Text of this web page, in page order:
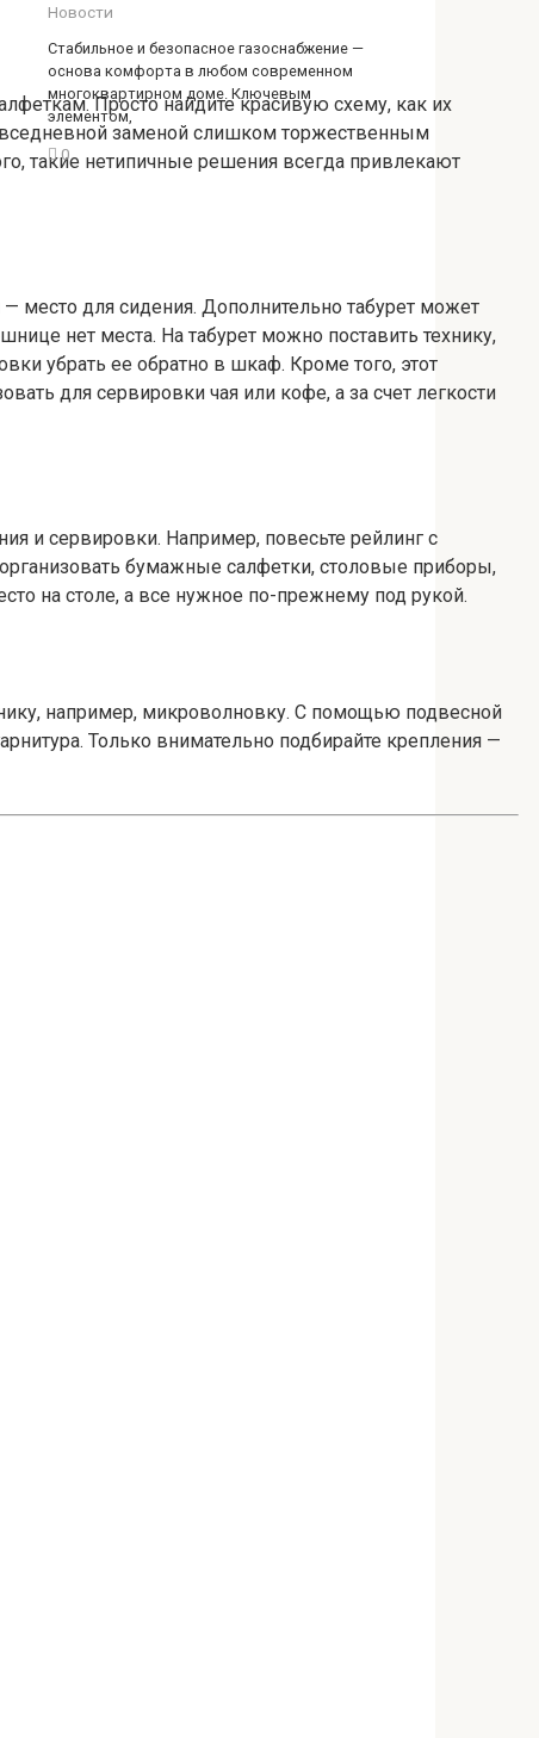
Просто найдите красивую схему, как их
заменой слишком торжественным
такие нетипичные решения всегда привлекают
место для сидения. Дополнительно табурет может
нет места. На табурет можно поставить технику,
убрать ее обратно в шкаф. Кроме того, этот
для сервировки чая или кофе, а за счет легкости
и сервировки. Например, повесьте рейлинг с
бумажные салфетки, столовые приборы,
на столе, а все нужное по-прежнему под рукой.
например, микроволновку. С помощью подвесной
Только внимательно подбирайте крепления —
Новости
Стабильное и безопасное газоснабжение —
основа комфорта в любом современном
многоквартирном доме. Ключевым
элементом,
0